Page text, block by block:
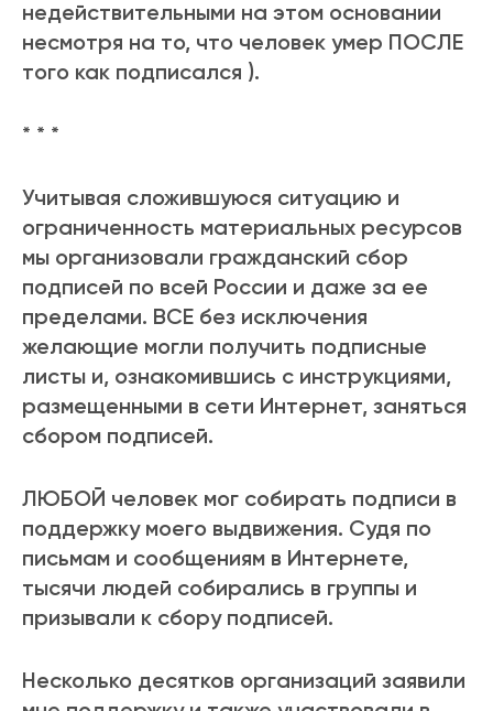
недействительными на этом основании
несмотря на то, что человек умер ПОСЛЕ
того как подписался ).
* * *
Учитывая сложившуюся ситуацию и
ограниченность материальных ресурсов
мы организовали гражданский сбор
подписей по всей России и даже за ее
пределами. ВСЕ без исключения
желающие могли получить подписные
листы и, ознакомившись с инструкциями,
размещенными в сети Интернет, заняться
сбором подписей.
ЛЮБОЙ человек мог собирать подписи в
поддержку моего выдвижения. Судя по
письмам и сообщениям в Интернете,
тысячи людей собирались в группы и
призывали к сбору подписей.
Несколько десятков организаций заявили